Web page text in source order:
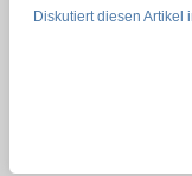
Diskutiert diesen Artikel